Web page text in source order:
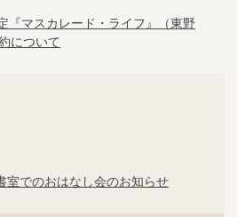
『マスカレード・ライフ』（東野
について
室でのおはなし会のお知らせ